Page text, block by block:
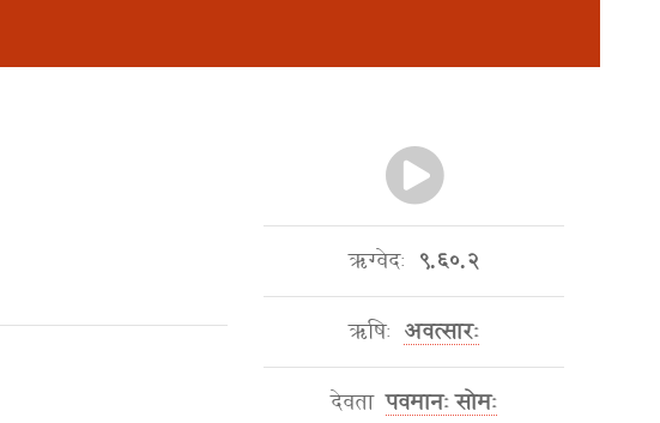
ऋग्वेदः ९.६०.२
ऋषिः अवत्सारः
देवता पवमानः सोमः